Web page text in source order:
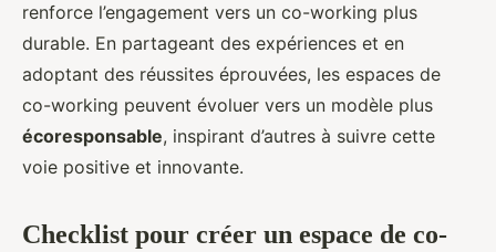
renforce l’engagement vers un co-working plus
durable. En partageant des expériences et en
adoptant des réussites éprouvées, les espaces de
co-working peuvent évoluer vers un modèle plus
écoresponsable, inspirant d’autres à suivre cette
voie positive et innovante.
Checklist pour créer un espace de co-